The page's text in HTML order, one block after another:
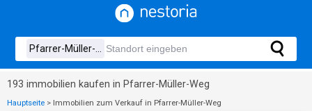
193 immobilien kaufen in Pfarrer-Müller-Weg
Hauptseite > Immobilien zum Verkauf in Pfarrer-Müller-Weg